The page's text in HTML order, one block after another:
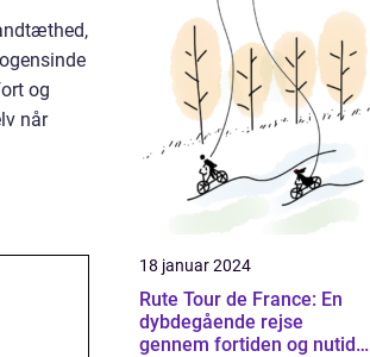
og
når
18 januar 2024
Rute Tour de France: En
dybdegående rejse
gennem fortiden og nutiden